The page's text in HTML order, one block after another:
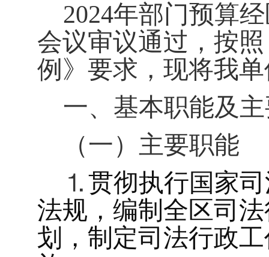
2024年部门预算
会议审议通过，按
例 》 要求，现将我单
一、基本职能及
（一） 主要职能
⒈贯彻执行国家
法规，编制全区司
划，制定司法行政